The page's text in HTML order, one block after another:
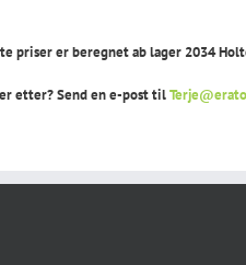
priser er beregnet ab lager 2034
etter? Send en e-post til